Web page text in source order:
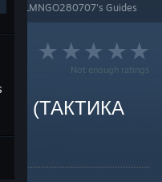
FLMNGO280707's Guides
Not enough ratings
(ТАКТИКА